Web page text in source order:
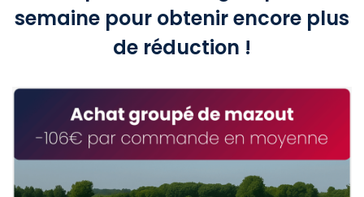
semaine pour obtenir encore plus
de réduction !